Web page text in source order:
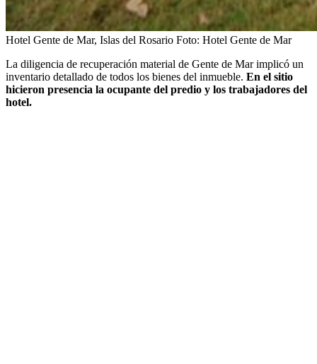
Hotel Gente de Mar, Islas del Rosario Foto: Hotel Gente de Mar
La diligencia de recuperación material de Gente de Mar implicó un
inventario detallado de todos los bienes del inmueble. En el sitio
hicieron presencia la ocupante del predio y los trabajadores del
hotel.